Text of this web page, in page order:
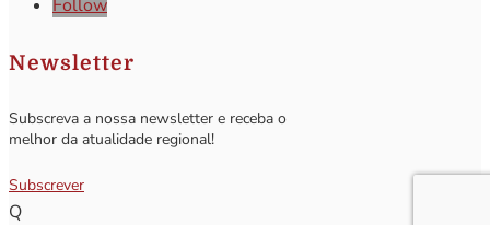
Follow
Newsletter
Subscreva a nossa newsletter e receba o
melhor da atualidade regional!
Subscrever
Q